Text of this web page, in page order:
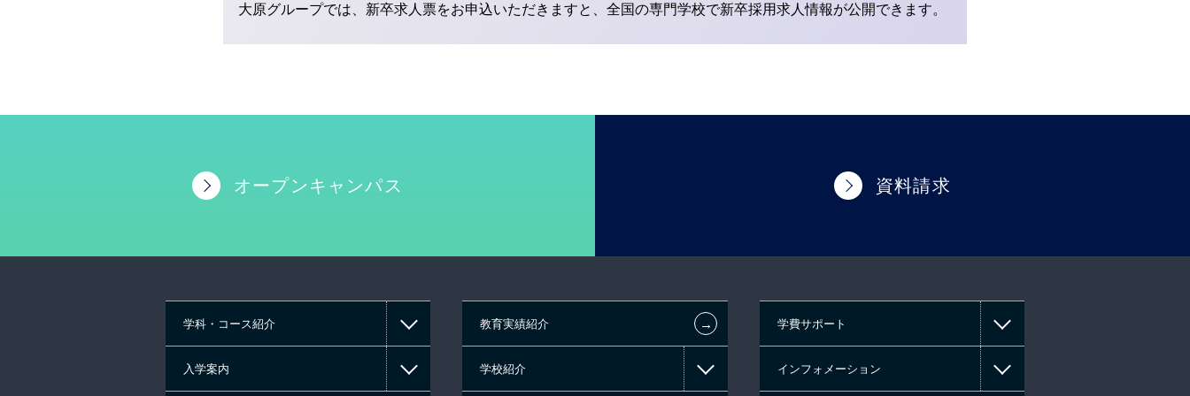
大原グループでは、新卒求人票をお申込いただきますと、全国の専門学校で新卒採用求人情報が公開できます。
オープンキャンパス 資料請求
学科・コース紹介 教育実績紹介 ← 学費サポート
入学案内 学校紹介 インフォメーション